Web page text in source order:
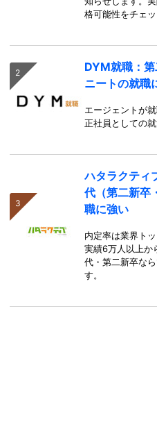
格可能性をチェッ
DYM就職：第
ニートの就職
エージェントが
正社員としての就
ハタラクティ
代（第二新卒
職に強い
内定率は業界ト
実績6万人以上か
代・第二新卒な
す。